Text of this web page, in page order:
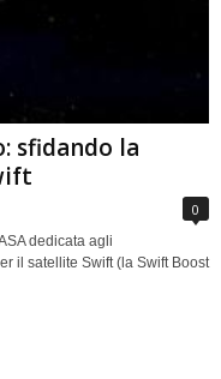
sfidando la
0
dedicata agli
il satellite Swift (la Swift Boost